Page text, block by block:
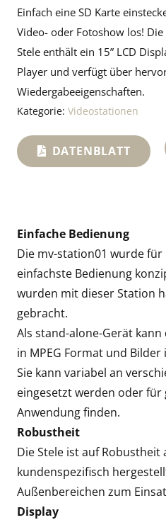
Einfach eine SD Karte
Video- oder Fotoshow los!
Stele enthält ein 15” LCD
Player und verfügt über
Wiedergabeeigenschaften.
Kategorie: Videostationen
DATENBLATT
Einfache Bedienung
Die mv-station01 wurde
einfachste Bedienung
wurden mit dieser Station
gebracht.
Als stand-alone-Gerät
in MPEG Format und Bilder
Sie kann variabel an
eingesetzt werden oder für
Anwendung finden.
Robustheit
Die Stele ist auf Robustheit
kundenspezifisch
Außenbereichen zum
Display